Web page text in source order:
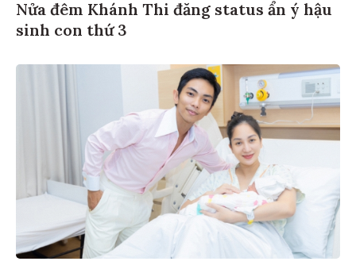
Nửa đêm Khánh Thi đăng status ẩn ý hậu
sinh con thứ 3